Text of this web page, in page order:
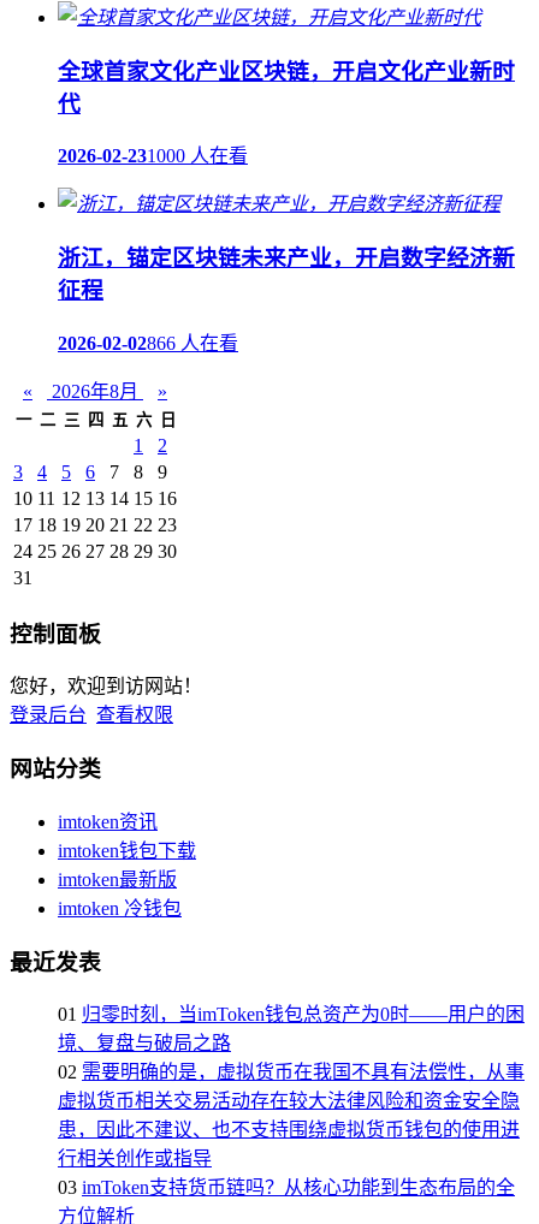
全球首家文化产业区块链，开启文化产业新时
代
2026-02-231000 人在看
浙江，锚定区块链未来产业，开启数字经济新
征程
2026-02-02866 人在看
« 2026年8月 »
一 二 三 四 五 六 日
1
2
3
4 5 6 7 8
9
10 11 12 13 14 15 16
17 18 19 20 21 22 23
24 25 26 27 28 29 30
31
控制面板
您好，欢迎到访网站！
登录后台 查看权限
网站分类
imtoken资讯
imtoken钱包下载
imtoken最新版
imtoken 冷钱包
最近发表
01 归零时刻，当imToken钱包总资产为0时——用户的困
境、复盘与破局之路
02 需要明确的是，虚拟货币在我国不具有法偿性，从事
虚拟货币相关交易活动存在较大法律风险和资金安全隐
患，因此不建议、也不支持围绕虚拟货币钱包的使用进
行相关创作或指导
03 imToken支持货币链吗？从核心功能到生态布局的全
方位解析